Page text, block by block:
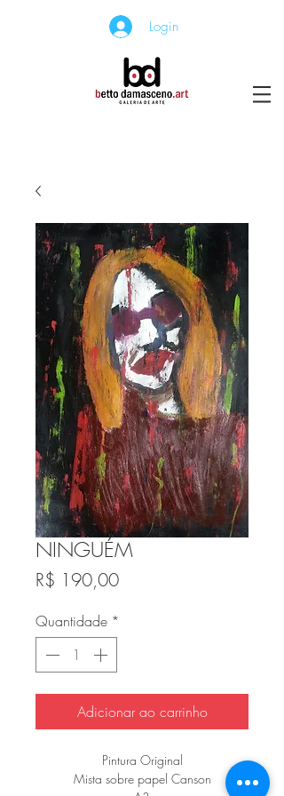
Login
NINGUÉM
R$ 190,00Preço
Quantidade *
Adicionar ao carrinho
Pintura Original
Mista sobre papel Canson